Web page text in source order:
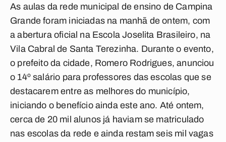
As aulas da rede municipal de ensino de Campina
Grande foram iniciadas na manhã de ontem, com
a abertura oficial na Escola Joselita Brasileiro, na
Vila Cabral de Santa Terezinha. Durante o evento,
o prefeito da cidade, Romero Rodrigues, anunciou
o 14º salário para professores das escolas que se
destacarem entre as melhores do município,
iniciando o benefício ainda este ano. Até ontem,
cerca de 20 mil alunos já haviam se matriculado
nas escolas da rede e ainda restam seis mil vagas